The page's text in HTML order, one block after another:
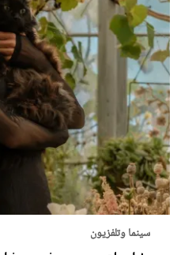
سينما وتلفزيون